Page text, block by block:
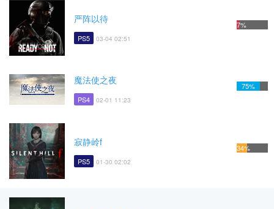
严阵以待
PS5 03-04 02:51
7%
魔法使之夜
PS4 02-01 11:23
75%
寂静岭f
PS5 01-30 02:02
34%